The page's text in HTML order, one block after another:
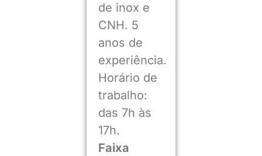
de inox e
CNH. 5
anos de
experiência.
Horário de
trabalho:
das 7h às
17h.
Faixa